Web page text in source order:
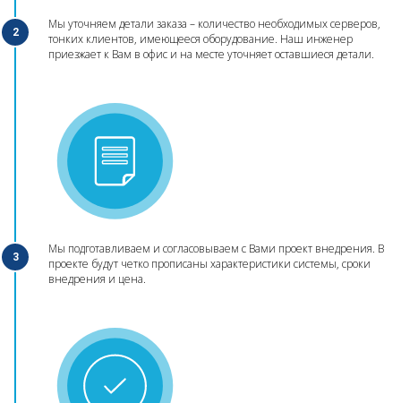
2
Мы уточняем детали заказа – количество необходимых серверов,
тонких клиентов, имеющееся оборудование. Наш инженер
приезжает к Вам в офис и на месте уточняет оставшиеся детали.
3
Мы подготавливаем и согласовываем с Вами проект внедрения. В
проекте будут четко прописаны характеристики системы, сроки
внедрения и цена.